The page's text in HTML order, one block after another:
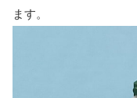
ます。